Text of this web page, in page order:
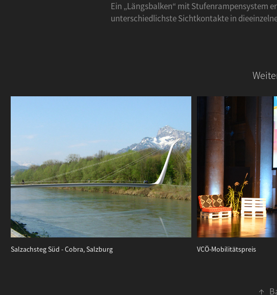
Ein „Längsbalken“ mit Stufenrampensystem
unterschiedlichste Sichtkontakte in
Salzachsteg Süd - Cobra, Salzburg VCÖ-Mobilitätspreis
↑